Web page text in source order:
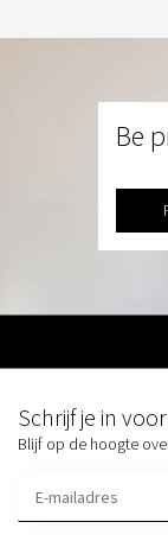
Be
Schrijf je in
Blijf op de hoogte